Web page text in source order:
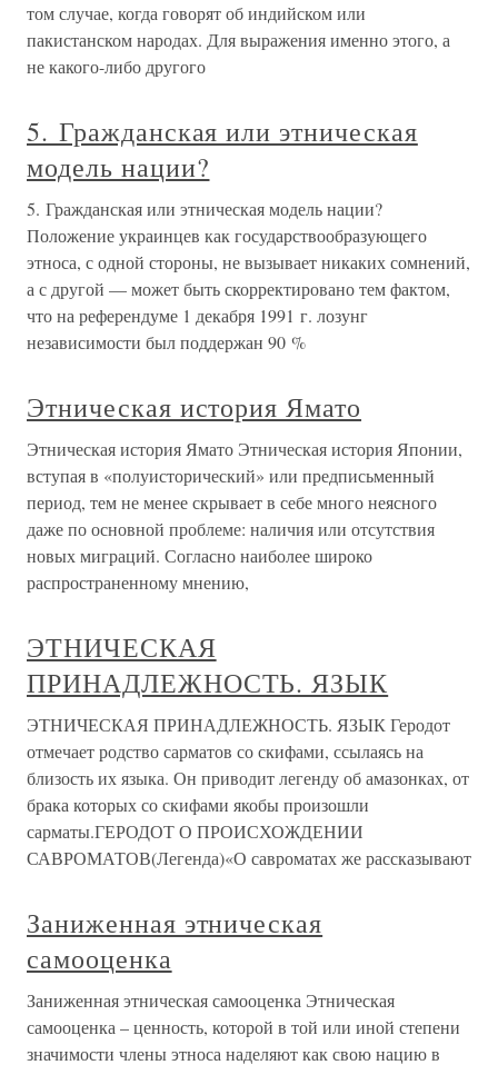
том случае, когда говорят об индийском или
пакистанском народах. Для выражения именно этого, а
не какого-либо другого
5. Гражданская или этническая
модель нации?
5. Гражданская или этническая модель нации?
Положение украинцев как государствообразующего
этноса, с одной стороны, не вызывает никаких сомнений,
а с другой — может быть скорректировано тем фактом,
что на референдуме 1 декабря 1991 г. лозунг
независимости был поддержан 90 %
Этническая история Ямато
Этническая история Ямато Этническая история Японии,
вступая в «полуисторический» или предписьменный
период, тем не менее скрывает в себе много неясного
даже по основной проблеме: наличия или отсутствия
новых миграций. Согласно наиболее широко
распространенному мнению,
ЭТНИЧЕСКАЯ
ПРИНАДЛЕЖНОСТЬ. ЯЗЫК
ЭТНИЧЕСКАЯ ПРИНАДЛЕЖНОСТЬ. ЯЗЫК Геродот
отмечает родство сарматов со скифами, ссылаясь на
близость их языка. Он приводит легенду об амазонках, от
брака которых со скифами якобы произошли
сарматы.ГЕРОДОТ О ПРОИСХОЖДЕНИИ
САВРОМАТОВ(Легенда)«О савроматах же рассказывают
Заниженная этническая
самооценка
Заниженная этническая самооценка Этническая
самооценка – ценность, которой в той или иной степени
значимости члены этноса наделяют как свою нацию в